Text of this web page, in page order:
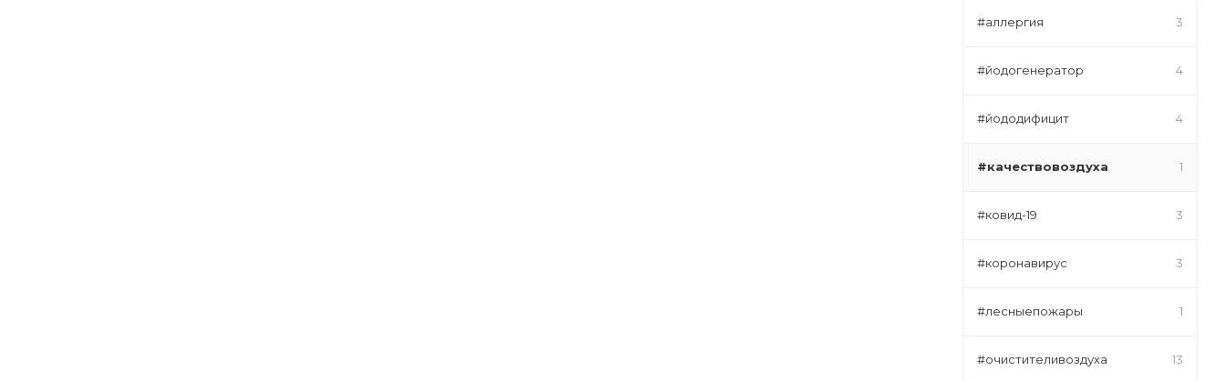
#аллергия 3
#йодогенератор 4
#йододифицит 4
#качествовоздуха 1
#ковид-19 3
#коронавирус 3
#лесныепожары 1
#очистителивоздуха 13